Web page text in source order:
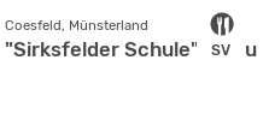
SV
Coesfeld, Münsterland
"Sirksfelder Schule" -